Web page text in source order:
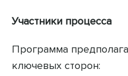
Участники процесса
Программа
ключевых сторон: